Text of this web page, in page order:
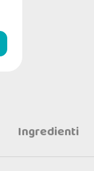
Ingredienti